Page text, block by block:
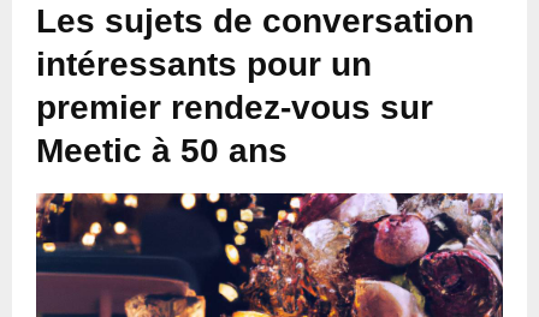
Les sujets de conversation
intéressants pour un
premier rendez-vous sur
Meetic à 50 ans